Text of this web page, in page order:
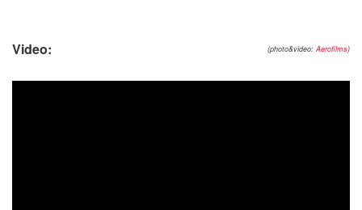
(photo&video: Aerofilms)
Video: